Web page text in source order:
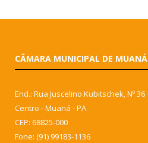
CÂMARA MUNICIPAL DE MUANÁ
End.: Rua Juscelino Kubitschek, Nº 36
Centro - Muaná - PA
CEP: 68825-000
Fone: (91) 99183-1136